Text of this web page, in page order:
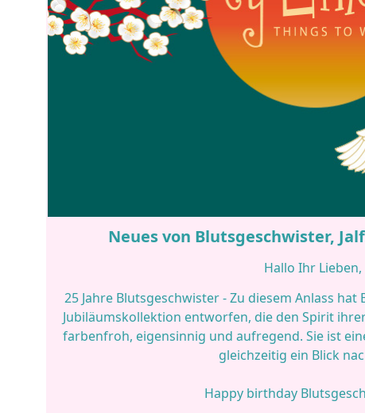
Neues von Blutsgeschwister,
Hallo Ihr Lieben,
25 Jahre Blutsgeschwister - Zu diesem Anlass
Jubiläumskollektion entworfen, die den Spirit
farbenfroh, eigensinnig und aufregend. Sie ist
gleichzeitig ein Blick
Happy birthday